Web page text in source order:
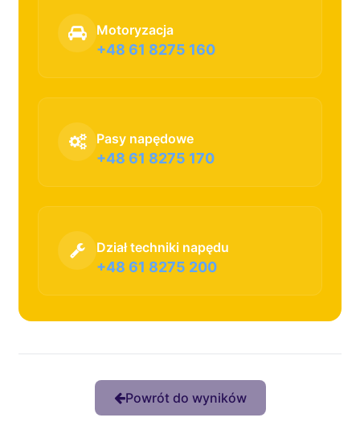
Motoryzacja
+48 61 8275 160
Pasy napędowe
+48 61 8275 170
Dział techniki napędu
+48 61 8275 200
Powrót do wyników